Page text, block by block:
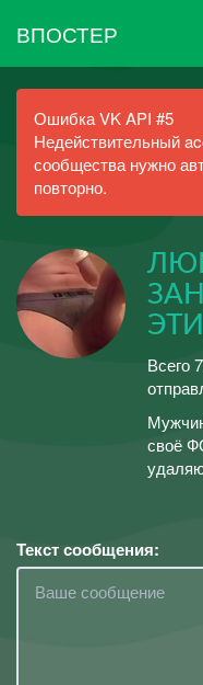
ВПОСТЕР
Ошибка VK API #5
Недействительный
сообщества нужно
повторно.
Всего
своё
Текст сообщения: